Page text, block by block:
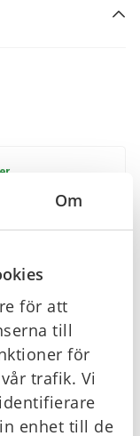
Om
för att
till
för
trafik. Vi
enhet till de
Cederroth
i bärbar
5×500 ml
kr Gå till